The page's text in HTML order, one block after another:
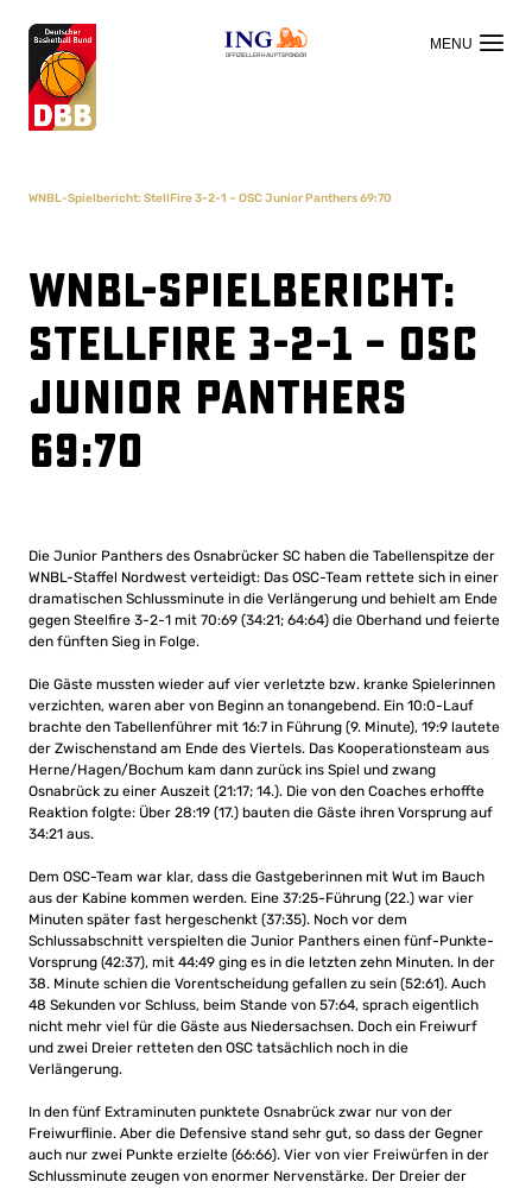
OFFIZIELLER HAUPTSPONSOR
WNBL-Spielbericht: StellFire 3-2-1 – OSC Junior Panthers 69:70
WNBL-Spielbericht:
StellFire 3-2-1 – OSC
Junior Panthers
69:70
Die Junior Panthers des Osnabrücker SC haben die Tabellenspitze der
WNBL-Staffel Nordwest verteidigt: Das OSC-Team rettete sich in einer
dramatischen Schlussminute in die Verlängerung und behielt am Ende
gegen Steelfire 3-2-1 mit 70:69 (34:21; 64:64) die Oberhand und feierte
den fünften Sieg in Folge.
Die Gäste mussten wieder auf vier verletzte bzw. kranke Spielerinnen
verzichten, waren aber von Beginn an tonangebend. Ein 10:0-Lauf
brachte den Tabellenführer mit 16:7 in Führung (9. Minute), 19:9 lautete
der Zwischenstand am Ende des Viertels. Das Kooperationsteam aus
Herne/Hagen/Bochum kam dann zurück ins Spiel und zwang
Osnabrück zu einer Auszeit (21:17; 14.). Die von den Coaches erhoffte
Reaktion folgte: Über 28:19 (17.) bauten die Gäste ihren Vorsprung auf
34:21 aus.
Dem OSC-Team war klar, dass die Gastgeberinnen mit Wut im Bauch
aus der Kabine kommen werden. Eine 37:25-Führung (22.) war vier
Minuten später fast hergeschenkt (37:35). Noch vor dem
Schlussabschnitt verspielten die Junior Panthers einen fünf-Punkte-
Vorsprung (42:37), mit 44:49 ging es in die letzten zehn Minuten. In der
38. Minute schien die Vorentscheidung gefallen zu sein (52:61). Auch
48 Sekunden vor Schluss, beim Stande von 57:64, sprach eigentlich
nicht mehr viel für die Gäste aus Niedersachsen. Doch ein Freiwurf
und zwei Dreier retteten den OSC tatsächlich noch in die
Verlängerung.
In den fünf Extraminuten punktete Osnabrück zwar nur von der
Freiwurflinie. Aber die Defensive stand sehr gut, so dass der Gegner
auch nur zwei Punkte erzielte (66:66). Vier von vier Freiwürfen in der
Schlussminute zeugen von enormer Nervenstärke. Der Dreier der